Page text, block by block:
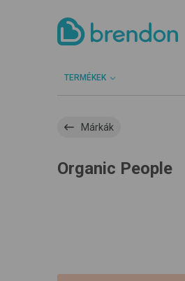
TERMÉKEK
Márkák
Organic People